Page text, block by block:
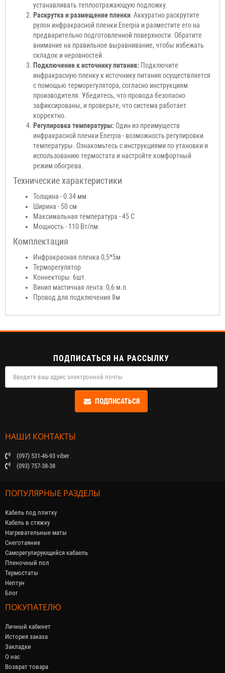
устанавливать теплоотражающую подложку.
Раскрутка и размещение пленки: Аккуратно раскрутите
рулон инфракрасной пленки Enerpia и разместите его на
предварительно подготовленной поверхности. Обратите
внимание на правильное выравнивание, чтобы избежать
складок и неровностей.
Подключение к источнику питания: Подключите
инфракрасную пленку к источнику питания осуществляется
с помощью терморегулятора, согласно инструкциям
производителя. Убедитесь, что провода безопасно
зафиксированы, и проверьте, что система работает
корректно.
Регулировка температуры: Один из преимуществ
инфракрасной пленки Enerpia - возможность регулировки
температуры. Ознакомьтесь с инструкциями по утановки и
использованию термостата и настройте комфортный
режим обогрева.
Технические характеристики
Толщина - 0.34 мм
Ширина - 50 см
Максимальная температура - 45 С
Мощность - 110 Вт/пм.
Комплектация
Инфракрасная пленка 0,5*5м
Терморегулятор
Коннекторы: 6шт.
Винил мастичная лента: 0,6 м.п.
Провод для подключения 8м
ПОДПИСАТЬСЯ НА РАССЫЛКУ
ПОДПИСАТЬСЯ
НАШИ КОНТАКТЫ
(097) 531-46-93 viber
(093) 757-38-38
ПОПУЛЯРНЫЕ РАЗДЕЛЫ
Кабель под плитку
Кабель в стяжку
Нагревательные маты
Снеготаяние
Саморегулирующийся кабaель
Пленочный пол
Термостаты
Нептун
Блог
ПОКУПАТЕЛЮ
Личный кабинет
История заказа
Закладки
О нас
Возврат товара